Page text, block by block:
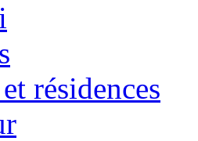
résidences